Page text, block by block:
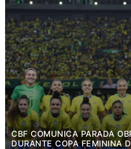
CBF COMUNICA PARADA
DURANTE COPA FEMININA